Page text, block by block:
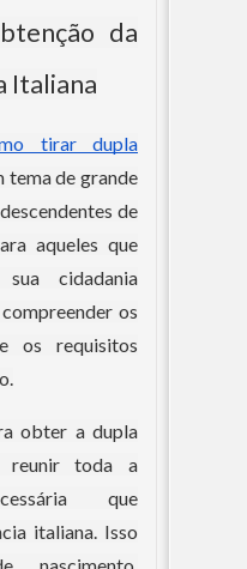
da
Italiana
tirar dupla
tema de grande
de
aqueles que
sua cidadania
os
os requisitos
obter a dupla
reunir toda a
que
italiana. Isso